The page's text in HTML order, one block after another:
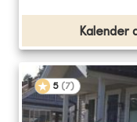
Kalender
5 (7)